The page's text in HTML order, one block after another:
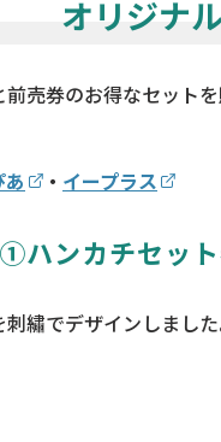
オリジナ
売券のお得なセットを
・ イープラス
①ハンカチセッ
繡でデザインしまし